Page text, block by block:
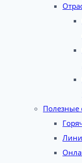
Полезные